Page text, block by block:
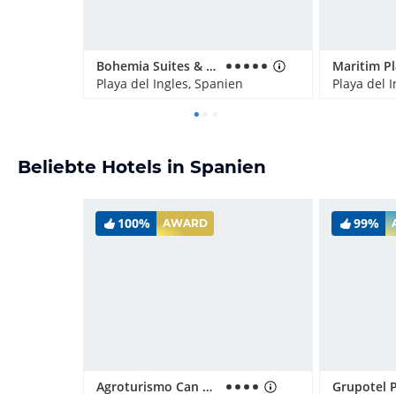
Bohemia Suites & Spa - Adults only
Playa del Ingles, Spanien
Maritim
Playa del
Beliebte Hotels in Spanien
100% AWARD
Agroturismo Can Pere Rei
99%